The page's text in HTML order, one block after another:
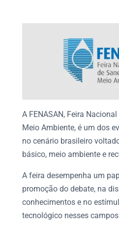
A FENASAN, Feira
Meio Ambiente, é um dos
no cenário brasileiro
básico, meio ambientee
A feira desempenha um
promoção do debate, na
conhecimentos e no
tecnológico nesses